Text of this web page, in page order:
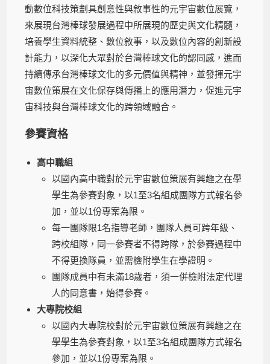
動數位科技策劃具創意性與敘事性的元宇宙數位展覽，
來展現台灣棒球發展過程中所展現的歷史與文化精髓，
培養學生資料統整、數位敘事，以及數位內容的創新設
計能力，以深化大眾對於台灣棒球文化的認同感，進而
持續傳承台灣棒球文化的多元價值與精神，並發揮元宇
宙數位策展在文化保存與傳播上的應用潛力，促進元宇
宙科技與台灣棒球文化的跨領域融合。
參賽資格
高中職組
以國內高中職對於元宇宙數位策展有興趣之在學
學生為參賽對象，以1至3名組成團隊方式報名參
加，並以1份專案為限。
每一團隊限1名指導老師，團隊人員可跨年級、
跨校組隊，同一參賽者不得跨隊，於參賽過程中
不得更換隊員，並需檢附學生在學證明。
團隊成員中有未滿18歲者，須一併檢附法定代理
人的同意書，始得參賽。
大專院校組
以國內大專院校對於元宇宙數位策展有興趣之在
學學生為參賽對象，以1至3名組成團隊方式報名
參加，並以1份專案為限。